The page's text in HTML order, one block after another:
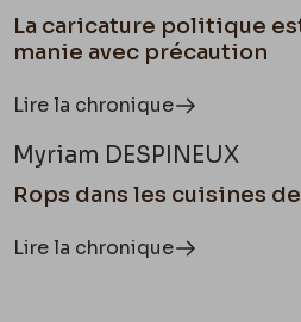
La caricature politique
manie avec précaution
Lire la chronique
Myriam DESPINEUX
Rops dans les cuisines
Lire la chronique